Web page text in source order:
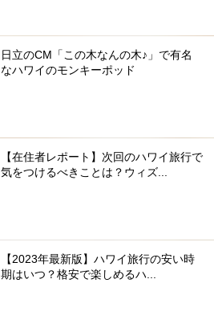
日立のCM「この木なんの木♪」で有名
なハワイのモンキーポッド
【在住者レポート】次回のハワイ旅行で
気をつけるべきことは？ウィズ...
【2023年最新版】ハワイ旅行の安い時
期はいつ？格安で楽しめるハ...